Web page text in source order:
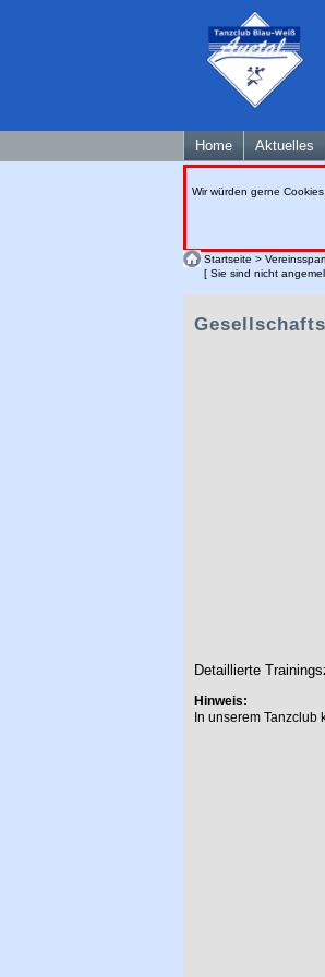
Home Aktuelles
Wir würden gerne
Startseite >
[ Sie sind nicht
Detaillierte
Hinweis:
In unserem